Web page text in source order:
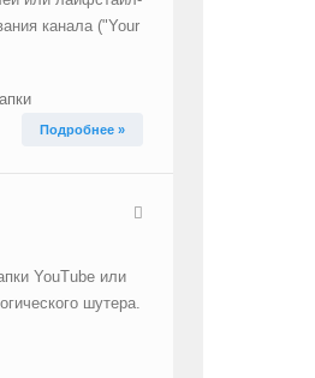
канала ("Your
Подробнее »
YouTube или
шутера.